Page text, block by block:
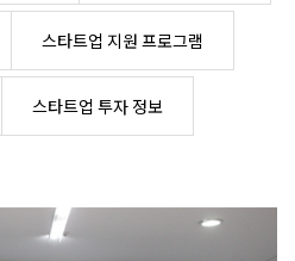
스타트업 지원 프로그램
스타트업 투자 정보